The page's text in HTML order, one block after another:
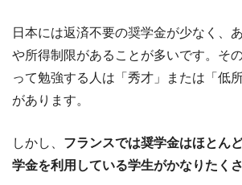
日本には返済不要の奨学金が少なく、
や所得制限があることが多いです。そ
って勉強する人は「秀才」または「低
があります。
しかし、 フランスでは奨学金はほとん
学金を利用している学生がかなりたく